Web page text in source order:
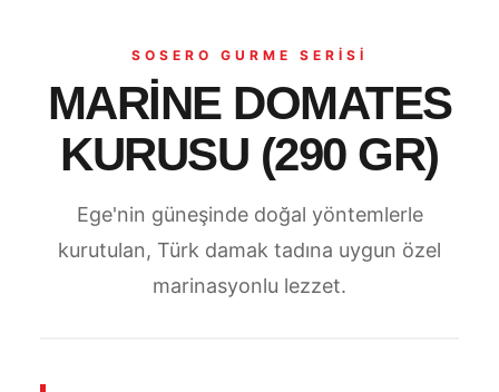
SOSERO GURME SERİSİ
MARİNE DOMATES
KURUSU (290 GR)
Ege'nin güneşinde doğal yöntemlerle
kurutulan, Türk damak tadına uygun özel
marinasyonlu lezzet.